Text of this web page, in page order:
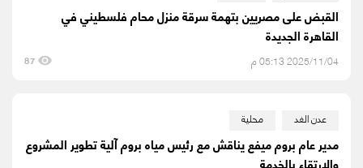
القبض على مصريين بتهمة سرقة منزل محام فلسطيني في
القاهرة الجديدة
2025/11/04 05:13 م 87
عدن الغد محلية
مدير عام بروم ميفع يناقش مع رئيس مياه بروم آلية تطوير المشروع
والارتقاء بالخدمة